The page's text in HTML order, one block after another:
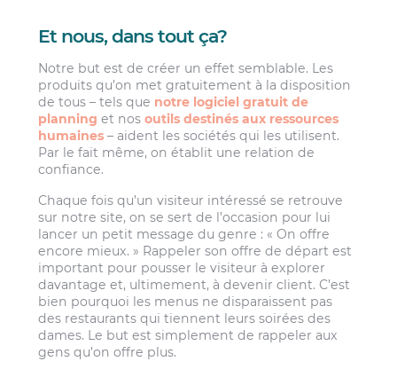
Et nous, dans tout ça?
Notre but est de créer un effet semblable. Les
produits qu’on met gratuitement à la disposition
de tous – tels que notre logiciel gratuit de
planning et nosoutils destinés aux ressources
humaines – aident les sociétés qui les utilisent.
Par le fait même, on établit une relation de
confiance.
Chaque fois qu’un visiteur intéressé se retrouve
sur notre site, on se sert de l’occasion pour lui
lancer un petit message du genre : « On offre
encore mieux. » Rappeler son offre de départ est
important pour pousser le visiteur à explorer
davantage et, ultimement, à devenir client. C’est
bien pourquoi les menus ne disparaissent pas
des restaurants qui tiennent leurs soirées des
dames. Le but est simplement de rappeler aux
gens qu’on offre plus.